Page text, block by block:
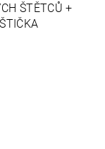
ŠTĚTCŮ +